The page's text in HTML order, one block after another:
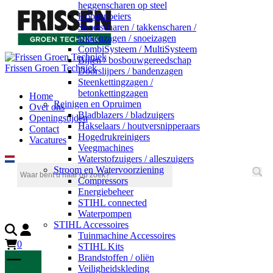
Frissen Groen Techniek
Home
Over ons
Openingstijden
Contact
Vacatures
heggenscharen op steel
Hoogsnoeiers
Snoeischaren / takkenscharen /
takkenzagen / snoeizagen
CombiSysteem / MultiSysteem
Bijlen / bosbouwgereedschap
Doorslijpers / bandenzagen
Steenkettingzagen /
betonkettingzagen
Reinigen en Opruimen
Bladblazers / bladzuigers
Hakselaars / houtversnipperaars
Hogedrukreinigers
Veegmachines
Waterstofzuigers / alleszuigers
Stroom en Watervoorziening
Compressors
Energiebeheer
STIHL connected
Waterpompen
STIHL Accessoires
Tuinmachine Accessoires
STIHL Kits
Brandstoffen / oliën
Veiligheidskleding
0